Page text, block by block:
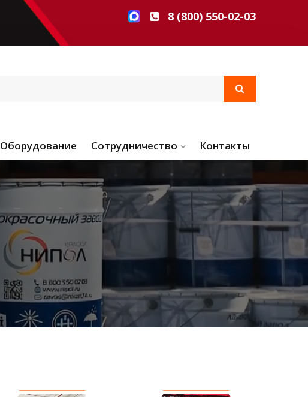
8 (800) 550-02-03
Оборудование Сотрудничество Контакты